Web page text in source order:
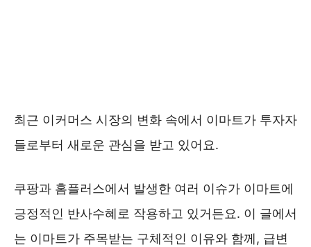
최근 이커머스 시장의 변화 속에서 이마트가 투자자
들로부터 새로운 관심을 받고 있어요.
쿠팡과 홈플러스에서 발생한 여러 이슈가 이마트에
긍정적인 반사수혜로 작용하고 있거든요. 이 글에서
는 이마트가 주목받는 구체적인 이유와 함께, 급변